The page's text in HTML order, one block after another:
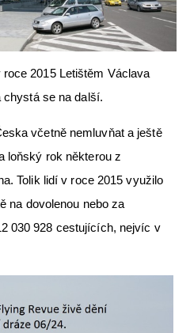
2015 Letištěm Václava
chystá se na další.
včetně nemluvňat a ještě
loňský rok některou z
Tolik lidí v roce 2015 využilo
na dovolenou nebo za
030 928 cestujících, nejvíc v
FR + archiv
muzea
app
s námi
SHOP